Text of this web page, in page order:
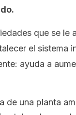
que se le
el sistema
ayuda a
de una planta